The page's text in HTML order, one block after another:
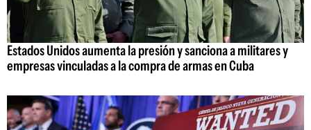
Estados Unidos aumenta la presión y sanciona a militares y
empresas vinculadas a la compra de armas en Cuba